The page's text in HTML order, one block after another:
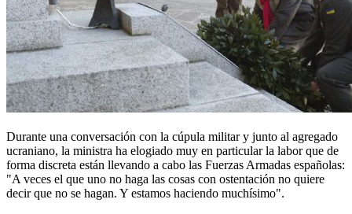
Durante una conversación con la cúpula militar y junto al agregado
ucraniano, la ministra ha elogiado muy en particular la labor que de
forma discreta están llevando a cabo las Fuerzas Armadas españolas:
"A veces el que uno no haga las cosas con ostentación no quiere
decir que no se hagan. Y estamos haciendo muchísimo".